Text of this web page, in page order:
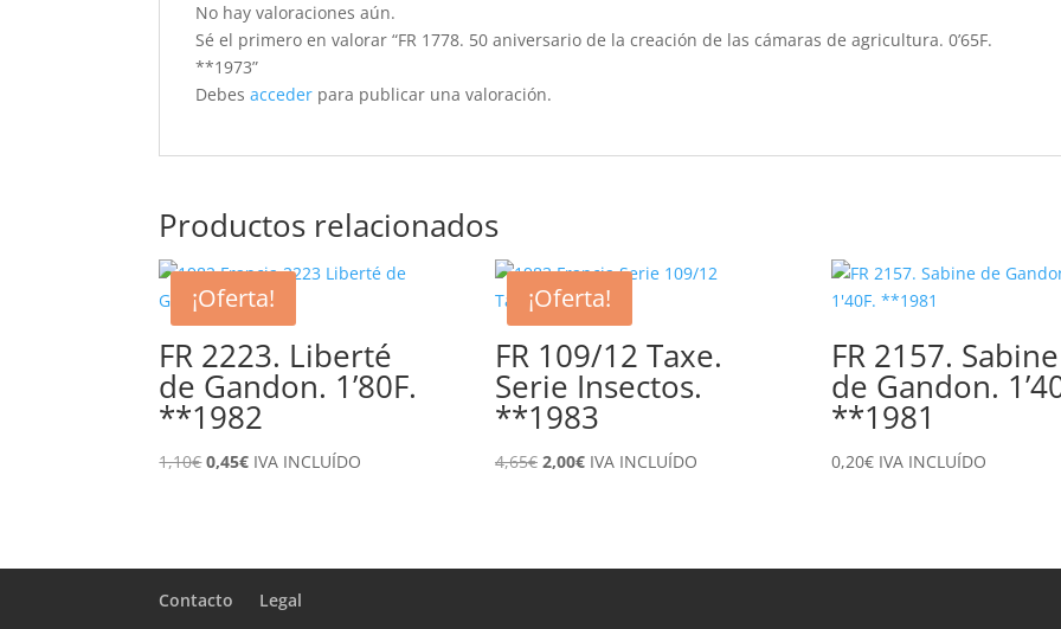
No hay valoraciones aún.
Sé el primero en valorar “FR 1778. 50 aniversario de la creación de las cámaras de agricultura. 0’65F.
**1973”
Debesacceder para publicar una valoración.
Productos relacionados
¡Oferta!
FR 2223. Liberté
de Gandon. 1’80F.
**1982
1,10€El
1,10€.
0,45€El
0,45€.
IVA INCLUÍDO
¡Oferta!
FR 109/12 Taxe.
Serie Insectos.
**1983
4,65€ El
4,65€.
2,00€El
2,00€.
IVA INCLUÍDO
FR 2157. Sabine
de Gandon.
**1981
0,20€ IVA INCLUÍDO
Contacto Legal